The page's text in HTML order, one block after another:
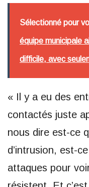
Sélectionné pour
équipe municipale
difficile, avec
« Il y a eu des
contactés juste
nous dire est-ce
d’intrusion, est-
attaques pour